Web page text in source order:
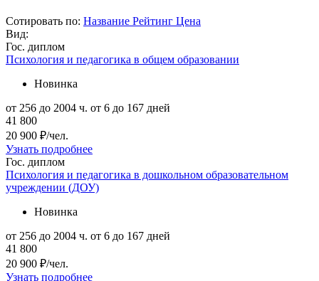
Сотировать по: Название Рейтинг Цена
Вид:
Гос. диплом
Психология и педагогика в общем образовании
Новинка
от 256 до 2004 ч. от 6 до 167 дней
41 800
20 900 ₽/чел.
Узнать подробнее
Гос. диплом
Психология и педагогика в дошкольном образовательном
учреждении (ДОУ)
Новинка
от 256 до 2004 ч. от 6 до 167 дней
41 800
20 900 ₽/чел.
Узнать подробнее